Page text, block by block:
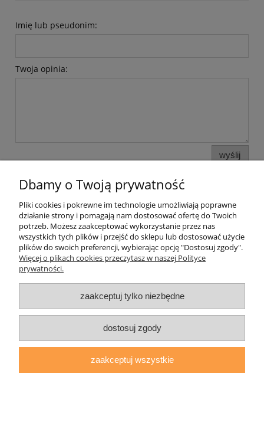
Imię lub pseudonim:
Twoja opinia:
wyślij
Pomoc
Moje konto
Informacje
O nas
ul. Grodzka Nr 23, 67-200 Głogów | woj. dolnośląskie
| tel.: 513093168 | email:sklep@daryziol.pl| NIP: 6921579498 |
Dbamy o Twoją prywatność
Pliki cookies i pokrewne im technologie umożliwiają poprawne
działanie strony i pomagają nam dostosować ofertę do Twoich
potrzeb. Możesz zaakceptować wykorzystanie przez nas
wszystkich tych plików i przejść do sklepu lub dostosować użycie
plików do swoich preferencji, wybierając opcję "Dostosuj zgody".
Więcej o plikach cookies przeczytasz w naszej Polityce
prywatności.
zaakceptuj tylko niezbędne
dostosuj zgody
zaakceptuj wszystkie